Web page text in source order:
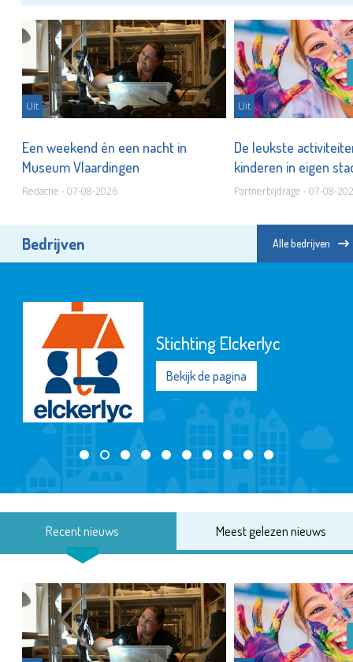
Uit
Een weekend én een nacht in
Museum Vlaardingen
Redactie - 07-08-2026
Uit
De leukste
kinderen in eigen
Partnerbijdrage - 07-08-
Bedrijven Alle bedrijven
Stichting Elckerlyc
Bekijk de pagina
Recent nieuws Meest gelezen nieuws